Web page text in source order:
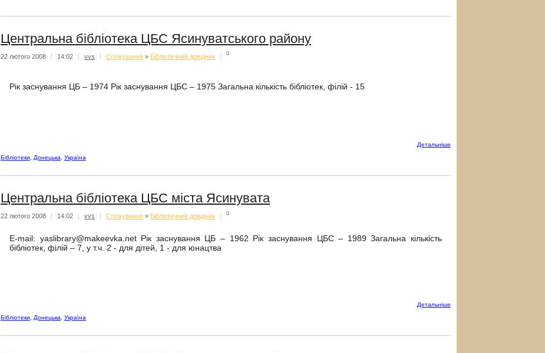
Центральна бібліотека ЦБС Ясинуватського району
22 лютого 2008 14:02 vvs Спiлкування » Бібліотечний довідник 0
Рік заснування ЦБ – 1974 Рік заснування ЦБС – 1975 Загальна кількість бібліотек, філій - 15
Детальнiше
Бібліотеки, Донецька, Україна
Центральна бібліотека ЦБС міста Ясинувата
22 лютого 2008 | 14:02 | vvs | Спiлкування » Бібліотечний довідник | 0
E-mail: yaslibrary@makeevka.net Рік заснування ЦБ – 1962 Рік заснування ЦБС – 1989 Загальна кількість
бібліотек, філій – 7, у т.ч. 2 - для дітей, 1 - для юнацтва
Детальнiше
Бібліотеки
Донецька Україна